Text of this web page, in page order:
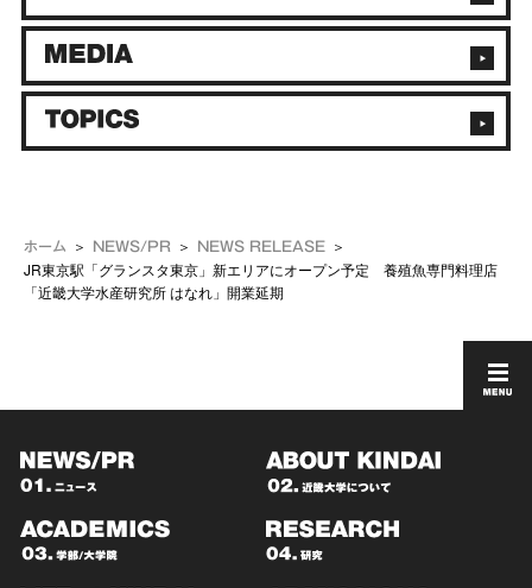
ホーム NEWS/PR NEWS RELEASE
JR東京駅「グランスタ東京」新エリアにオープン予定 養殖魚専門料理店
「近畿大学水産研究所 はなれ」開業延期